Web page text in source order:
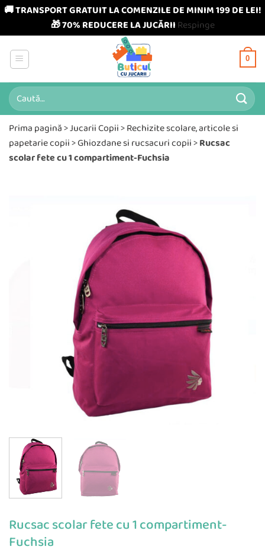
🚚 TRANSPORT GRATUIT LA COMENZILE DE MINIM 199 DE LEI!
🎁 70% REDUCERE LA JUCĂRII Respinge
content
0
Caută
după:
Prima pagină>Jucarii Copii>Rechizite scolare, articole si
papetarie copii>Ghiozdane si rucsacuri copii>Rucsac
scolar fete cu 1 compartiment-Fuchsia
Rucsac scolar fete cu 1 compartiment-
Fuchsia